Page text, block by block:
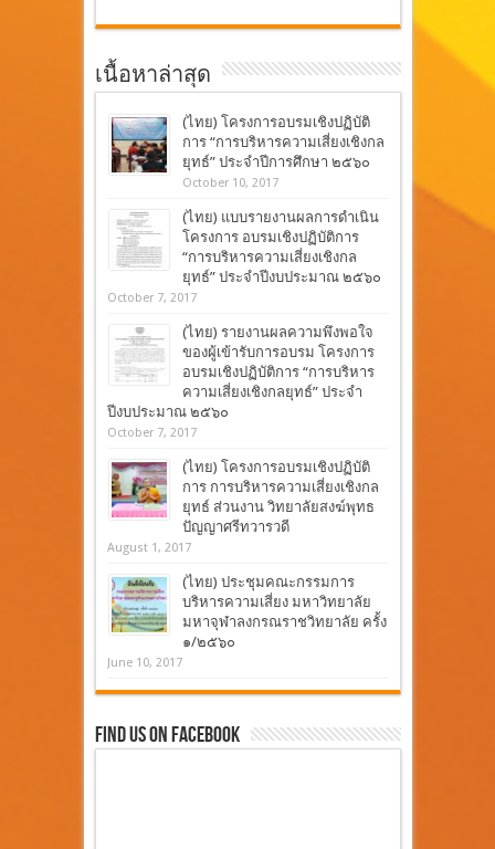
เนื้อหาล่าสุด
(ไทย) โครงการอบรมเชิงปฏิบัติ
การ “การบริหารความเสี่ยงเชิงกล
ยุทธ์” ประจำปีการศึกษา ๒๕๖๐
October 10, 2017
(ไทย) แบบรายงานผลการดำเนิน
โครงการ อบรมเชิงปฏิบัติการ
“การบริหารความเสี่ยงเชิงกล
ยุทธ์” ประจำปีงบประมาณ ๒๕๖๐
October 7, 2017
(ไทย) รายงานผลความพึงพอใจ
ของผู้เข้ารับการอบรม โครงการ
อบรมเชิงปฏิบัติการ “การบริหาร
ความเสี่ยงเชิงกลยุทธ์” ประจำ
ปีงบประมาณ ๒๕๖๐
October 7, 2017
(ไทย) โครงการอบรมเชิงปฏิบัติ
การ การบริหารความเสี่ยงเชิงกล
ยุทธ์ ส่วนงาน วิทยาลัยสงฆ์พุทธ
ปัญญาศรีทวารวดี
August 1, 2017
(ไทย) ประชุมคณะกรรมการ
บริหารความเสี่ยง มหาวิทยาลัย
มหาจุฬาลงกรณราชวิทยาลัย ครั้ง
๑/๒๕๖๐
June 10, 2017
Find Us On Facebook